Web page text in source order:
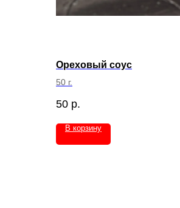
Ореховый соус
50 г.
50 р.
В корзину